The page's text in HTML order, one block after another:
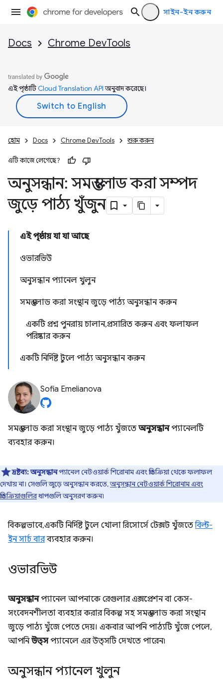
সাইন-ইন করুন
Docs Chrome DevTools
এই পৃষ্ঠাটিCloud Translation APIঅনুবাদ করেছে।
হোম Docs Chrome DevTools শুরু করুন
এটি কাজে লেগেছে?
অনুসন্ধান: সমস্ত লোড করা সম্পদ
জুড়ে পাঠ্য খুঁজুন
এই পৃষ্ঠায় যা যা আছে
ওভারভিউ
অনুসন্ধান প্যানেল খুলুন
সমস্ত লোড করা সংস্থান জুড়ে পাঠ্য অনুসন্ধান করুন
একটি প্রশ্ন পুনরায় চালান, প্রসারিত করুন এবং ফলাফল
পরিষ্কার করুন
একটি নির্দিষ্ট টুলে পাঠ্য অনুসন্ধান করুন
Sofia Emelianova
সমস্ত লোড করা সংস্থান জুড়ে পাঠ্য খুঁজতে অনুসন্ধানপ্যানেলটি
ব্যবহার করুন।
দ্রষ্টব্য:অনুসন্ধানপ্যানেল নেটওয়ার্ক শিরোনাম এবং প্রতিক্রিয়া থেকে ফলাফল
দেখায় না। সেগুলি জুড়ে অনুসন্ধান করতে,অনুসন্ধান নেটওয়ার্ক শিরোনাম এবং
প্রতিক্রিয়াগুলিরধাপগুলি অনুসরণ করুন৷
বিকল্পভাবে, একটি নির্দিষ্ট টুলে খোলা রিসোর্সে টেক্সট খুঁজতেবিল্ট-
ইন সার্চ বারব্যবহার করুন।
ওভারভিউ
অনুসন্ধানপ্যানেল আপনাকে রেগুলার এক্সপ্রেশন বা কেস-
সংবেদনশীলতা ব্যবহার করার বিকল্প সহ সমস্ত লোড করা সংস্থান
জুড়ে পাঠ্য খুঁজে পেতে দেয়। একবার আপনি পাঠ্যটি খুঁজে পেলে,
আপনিউত্সপ্যানেলে এর উত্সটি দেখতে পারেন৷
অনুসন্ধান প্যানেল খুলুন